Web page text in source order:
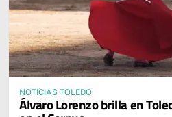
NOTICIAS TOLEDO
Álvaro Lorenzo brilla en